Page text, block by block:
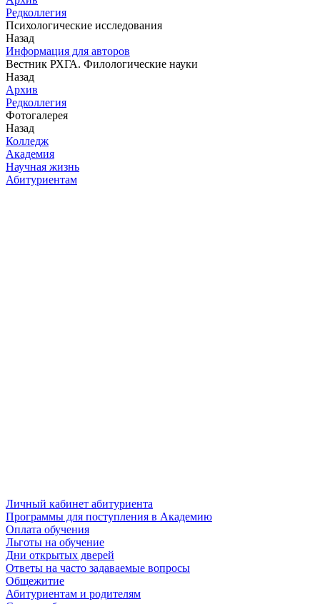
Редколлегия
Психологические исследования
Назад
Информация для авторов
Вестник РХГА. Филологические науки
Назад
Архив
Редколлегия
Фотогалерея
Назад
Колледж
Академия
Научная жизнь
Абитуриентам
Личный кабинет абитуриента
Программы для поступления в Академию
Оплата обучения
Льготы на обучение
Дни открытых дверей
Ответы на часто задаваемые вопросы
Общежитие
Абитуриентам и родителям